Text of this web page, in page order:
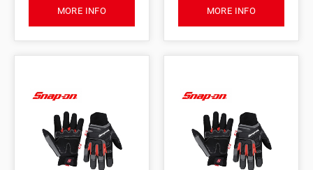
MORE INFO MORE INFO